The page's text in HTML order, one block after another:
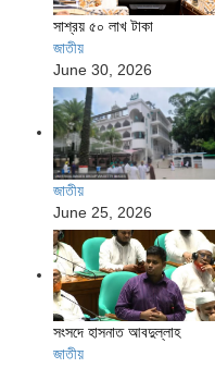
সাশ্রয় ৫০ লাখ টাকা
জাতীয়
June 30, 2026
জাতীয়
June 25, 2026
সংসদে হাসনাত আবদুল্লাহ
জাতীয়